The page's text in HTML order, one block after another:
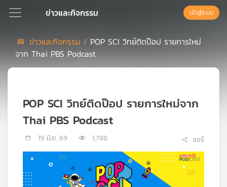
Podcast
แนะนำ
เข้าสู่ระบบ
ข่าวและกิจกรรม
ข่าวและกิจกรรม / POP SCI วิทย์ติดป๊อป รายการใหม่
จาก Thai PBS Podcast
POP SCI วิทย์ติดป๊อป รายการใหม่จาก
Thai PBS Podcast
19 มิ.ย. 69 1,788 แชร์